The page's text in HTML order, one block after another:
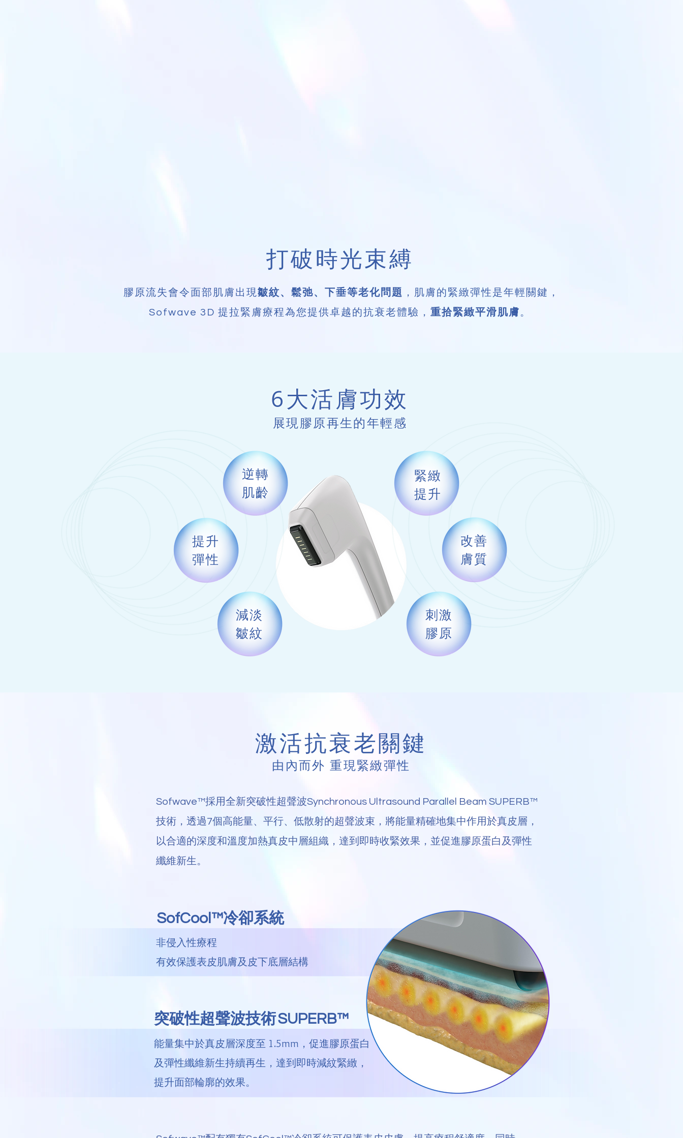
激活抗衰老關鍵
由內而外 重現緊緻彈性
Sofwave™採用全新突破性超聲波Synchronous Ultrasound Parallel Beam SUPERB™
技術，透過7個高能量、平行、低散射的超聲波束，將能量精確地集中作用於真皮層，
以合適的深度和溫度加熱真皮中層組織，達到即時收緊效果，並促進膠原蛋白及彈性
纖維新生。
突破性超聲波技術
SofCool™冷卻系統
能量集中於真皮層深度至 1.5mm，促進膠原蛋白
及彈性纖維新生持續再生，達到即時減紋緊緻，
提升面部輪廓的效果。
非侵入性療程
有效保護表皮肌膚及皮下底層結構
SUPERB™
6大活膚功效
展現膠原再生的年輕感
提升
彈性
減淡
皺紋
刺激
膠原
改善
膚質
逆轉
肌齡
緊緻
提升
打破時光束縛
膠原流失會令面部肌膚出現皺紋、鬆弛、下垂等老化問題 ，肌膚的緊緻彈性是年輕關鍵，
Sofwave 3D 提拉緊膚療程為您提供卓越的抗衰老體驗 ， 重拾緊緻平滑肌膚。